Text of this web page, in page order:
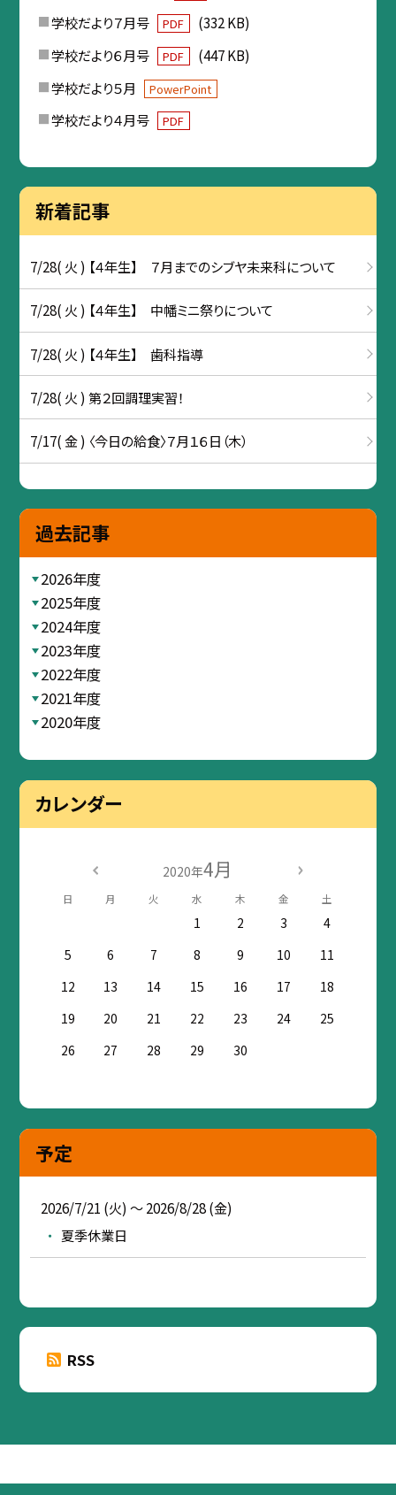
学校だより７月号
PDF
(332 KB)
学校だより６月号
PDF
(447 KB)
学校だより５月
PowerPoint
学校だより４月号 PDF
新着記事
7/28( 火 ) 【４年生】 ７月までのシブヤ未来科について
7/28( 火 ) 【４年生】 中幡ミニ祭りについて
7/28( 火 ) 【４年生】 歯科指導
7/28( 火 ) 第２回調理実習！
7/17( 金 ) 〈今日の給食〉７月１６日（木）
過去記事
2026年度
2025年度
2024年度
2023年度
2022年度
2021年度
2020年度
カレンダー
2020年4月
日 月 火 水 木 金 土
1 2 3
4
5
6 7 8 9 10
11
12
13 14 15 16 17
18
19
20 21 22 23 24
25
26
27 28 29 30
予定
2026/7/21 (火) ～ 2026/8/28 (金)
夏季休業日
RSS